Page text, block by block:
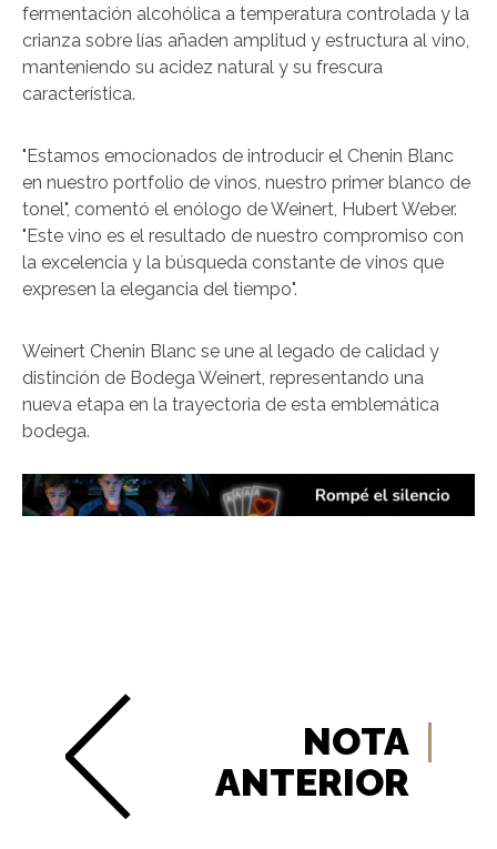
fermentación alcohólica a temperatura controlada y la
crianza sobre lías añaden amplitud y estructura al vino,
manteniendo su acidez natural y su frescura
característica.
"Estamos emocionados de introducir el Chenin Blanc
en nuestro portfolio de vinos, nuestro primer blanco de
tonel", comentó el enólogo de Weinert, Hubert Weber.
"Este vino es el resultado de nuestro compromiso con
la excelencia y la búsqueda constante de vinos que
expresen la elegancia del tiempo".
Weinert Chenin Blanc se une al legado de calidad y
distinción de Bodega Weinert, representando una
nueva etapa en la trayectoria de esta emblemática
bodega.
NOTA
ANTERIOR